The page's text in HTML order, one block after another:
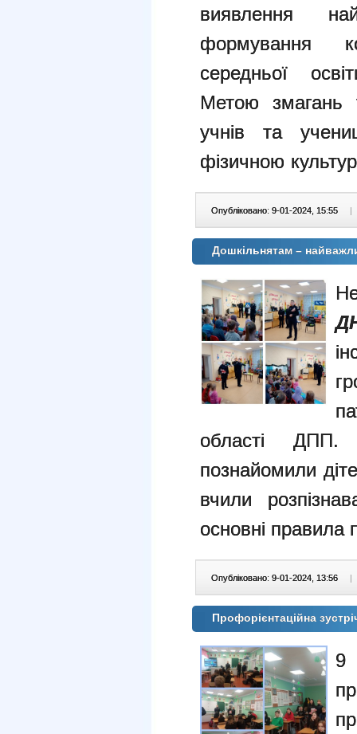
виявлення
формування
середньої
Метою змагань
учнів та
фізичною
Опубліковано: 9-01-2024, 15:55 |
Дошкільнятам –
області ДПП.
познайомили
вчили
основні правила
Опубліковано: 9-01-2024, 13:56 |
Профорієнтаційна
9